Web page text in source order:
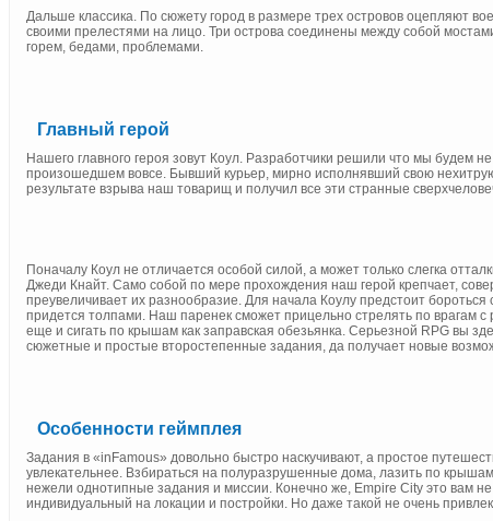
Дальше классика. По сюжету город в размере трех островов оцепляют
своими прелестями на лицо. Три острова соединены между собой
горем, бедами, проблемами.
Главный герой
Нашего главного героя зовут Коул. Разработчики решили что мы будем
произошедшем вовсе. Бывший курьер, мирно исполнявший свою
результате взрыва наш товарищ и получил все эти странные
Поначалу Коул не отличается особой силой, а может только слегка
Джеди Кнайт. Само собой по мере прохождения наш герой крепчает,
преувеличивает их разнообразие. Для начала Коулу предстоит
придется толпами. Наш паренек сможет прицельно стрелять по врагам с
еще и сигать по крышам как заправская обезьянка. Серьезной RPG вы
сюжетные и простые второстепенные задания, да получает новые
Особенности геймплея
Задания в «inFamous» довольно быстро наскучивают, а простое
увлекательнее. Взбираться на полуразрушенные дома, лазить по
нежели однотипные задания и миссии. Конечно же, Empire City это вам
индивидуальный на локации и постройки. Но даже такой не очень